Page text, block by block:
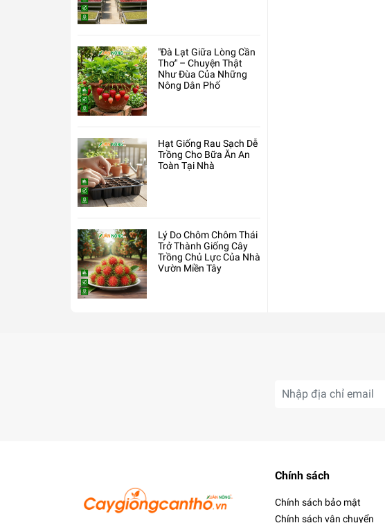
"Đà Lạt Giữa Lòng Cần
Thơ" – Chuyện Thật
Như Đùa Của Những
Nông Dân Phố
Hạt Giống Rau Sạch Dễ
Trồng Cho Bữa Ăn An
Toàn Tại Nhà
Lý Do Chôm Chôm Thái
Trở Thành Giống Cây
Trồng Chủ Lực Của Nhà
Vườn Miền Tây
Chính sách
Chính sách bảo mật
Chính sách vận chuyển